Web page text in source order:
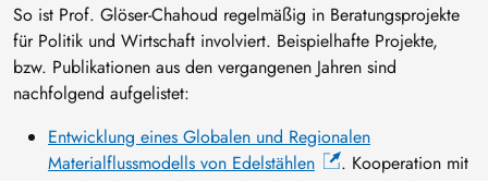
So ist Prof. Glöser-Chahoud regelmäßig in Beratungsprojekte
für Politik und Wirtschaft involviert. Beispielhafte Projekte,
bzw. Publikationen aus den vergangenen Jahren sind
nachfolgend aufgelistet:
Entwicklung eines Globalen und Regionalen
Materialflussmodells von Edelstählen
. Kooperation mit